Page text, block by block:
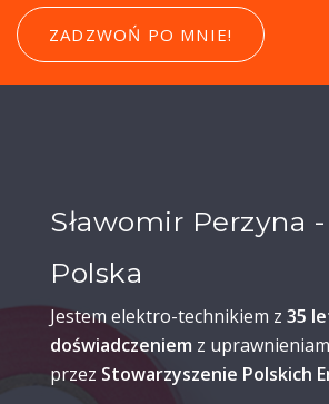
ZADZWOŃ PO MNIE!
Sławomir Perzyna
Polska
Jestem elektro-technikiem z 35
doświadczeniem z
przez Stowarzyszenie Polskich